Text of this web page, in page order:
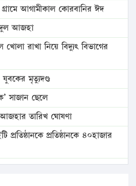
আগামীকাল কোরবানির ঈদ
আজহা
রাখা নিয়ে বিদ্যুৎ বিভাগের
মৃত্যুদণ্ড
সাজান ছেলে
তারিখ ঘোষণা
প্রতিষ্ঠানকে প্রতিষ্ঠানকে ৪০হাজার